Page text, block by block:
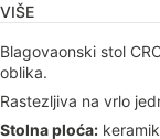
VIŠE
Blagovaonski stol
oblika.
Rastezljiva na vrlo
Stolna ploća: